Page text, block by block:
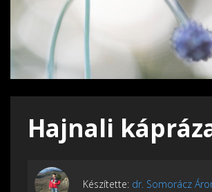
Hajnali
Készítette: dr. Somorácz